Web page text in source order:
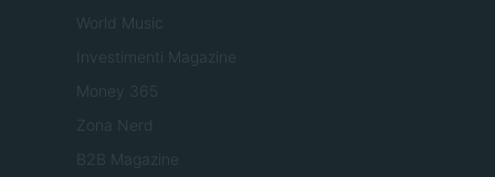
World Music
Investimenti Magazine
Money 365
Zona Nerd
B2B Magazine